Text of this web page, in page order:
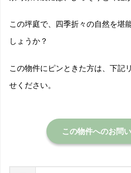
この坪庭で、四季折々の自然を堪
しょうか？
この物件にピンときた方は、下記
せください。
この物件へのお問